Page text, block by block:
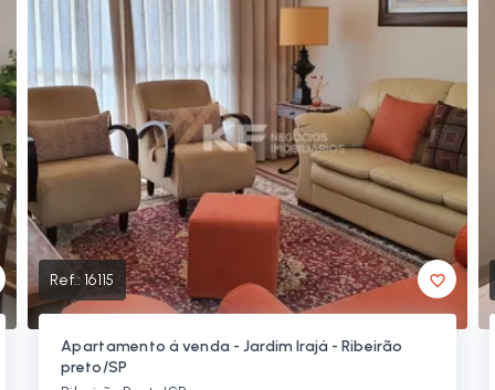
Ref.: 16115
Apartamento á venda - Jardim Irajá - Ribeirão
preto/SP